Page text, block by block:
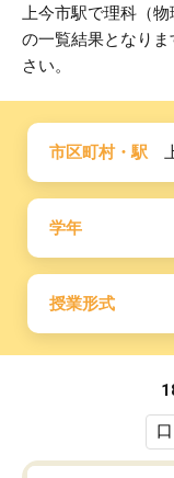
上今市駅で理科（
の一覧結果となり
さい。
市区町村・駅
学年
授業形式